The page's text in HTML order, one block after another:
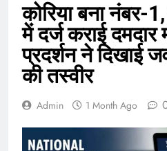
कोरिया बना नंबर-
में दर्ज कराई
प्रदर्शन ने दिखाई
की तस्वीर
Admin 1 Month Ago